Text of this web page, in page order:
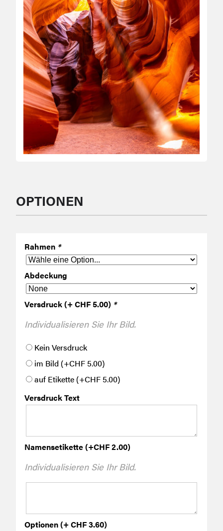
OPTIONEN
Rahmen *
Abdeckung
Versdruck (+ CHF 5.00) *
Individualisieren Sie Ihr Bild.
Kein Versdruck
im Bild (+CHF 5.00)
auf Etikette (+CHF 5.00)
Versdruck Text
Namensetikette(+CHF2.00)
Individualisieren Sie Ihr Bild.
Optionen (+ CHF 3.60)